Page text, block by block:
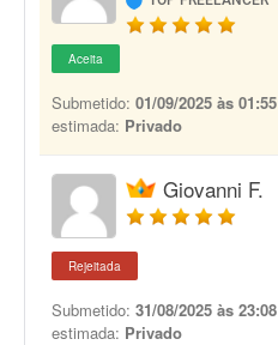
Aceita
Submetido: 01/09/2025 às 01:55
estimada: Privado
Giovanni F.
Rejeitada
Submetido: 31/08/2025 às 23:08
estimada: Privado